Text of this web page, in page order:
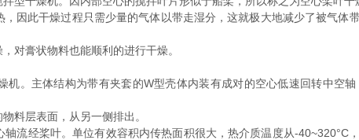
此干燥过程只需少量的气体以带走湿分，这就极大地减少了被气体
膏状物料也能顺利的进行干燥。
主体结构为带有夹套的W型壳体内装有成对的空心低速回转中空轴
层表面，从另一侧排出。
经桨叶。单位有效容积内传热面积很大，热介质温度从-40~320°C